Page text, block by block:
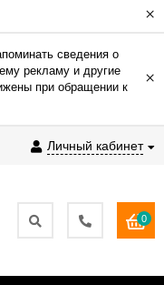
×
сведения о
рекламу и другие
при обращении к
×
Личный кабинет
0